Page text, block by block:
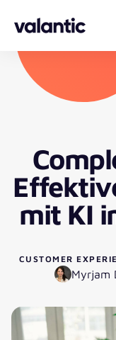
mit KI
CUSTOMER
Myrjam